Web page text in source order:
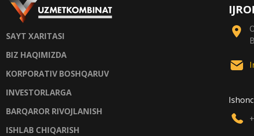
SAYT XARITASI
BIZ HAQIMIZDA
KORPORATIV BOSHQARUV
INVESTORLARGA
BARQAROR RIVOJLANISH
ISHLAB CHIQARISH